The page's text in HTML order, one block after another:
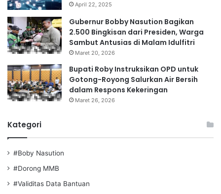
April 22, 2025
Gubernur Bobby Nasution Bagikan
2.500 Bingkisan dari Presiden, Warga
Sambut Antusias di Malam Idulfitri
Maret 20, 2026
Bupati Roby Instruksikan OPD untuk
Gotong-Royong Salurkan Air Bersih
dalam Respons Kekeringan
Maret 26, 2026
Kategori
#Boby Nasution
#Dorong MMB
#Validitas Data Bantuan